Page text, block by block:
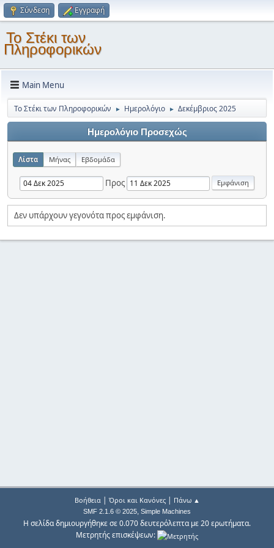
Σύνδεση Εγγραφή
Το Στέκι των
Πληροφορικών
Main Menu
Το Στέκι των Πληροφορικών ► Ημερολόγιο ► Δεκέμβριος 2025
Ημερολόγιο Προσεχώς
Λίστα Μήνας Εβδομάδα
Προς
Δεν υπάρχουν γεγονότα προς εμφάνιση.
Βοήθεια| Όροι και Κανόνες| Πάνω ▲
SMF 2.1.6 © 2025, Simple Machines
Η σελίδα δημιουργήθηκε σε 0.070 δευτερόλεπτα με 20 ερωτήματα.
Μετρητής επισκέψεων: